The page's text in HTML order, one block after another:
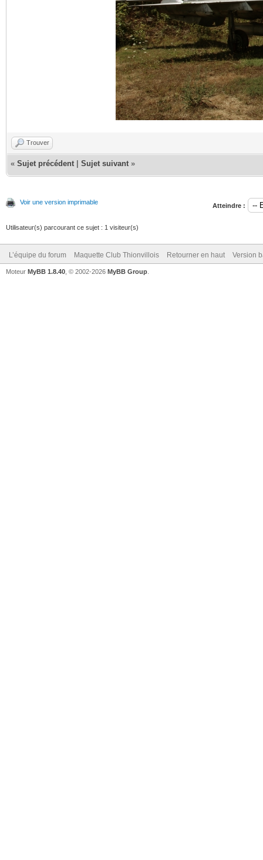
Trouver
« Sujet précédent Sujet suivant »
Voir une version imprimable Atteindre :
Utilisateur(s) parcourant ce sujet : 1 visiteur(s)
L’équipe du forum Maquette Club Thionvillois Retourner en haut Version
Moteur MyBB 1.8.40 , © 2002-2026 MyBB Group